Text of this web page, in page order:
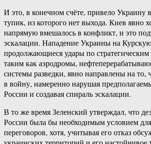
И это, в конечном счёте, привело Украину
тупик, из которого нет выхода. Киев явно
напрямую вмешалось в конфликт, и это
эскалации. Нападение Украины на
продолжающиеся удары по стратегическим
таким как аэродромы,
системы разведки, явно направлены на
в войну, намеренно нарушая
России и создавая спираль эскалации.
В то же время Зеленский утверждал, что
России была бы необходимым условием
переговоров, хотя, учитывая его отказ